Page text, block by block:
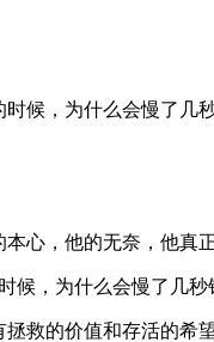
心，他的无奈，他真正
救的价值和存活的希